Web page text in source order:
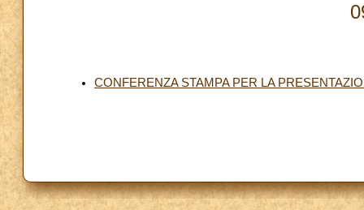
CONFERENZA STAMPA PER LA